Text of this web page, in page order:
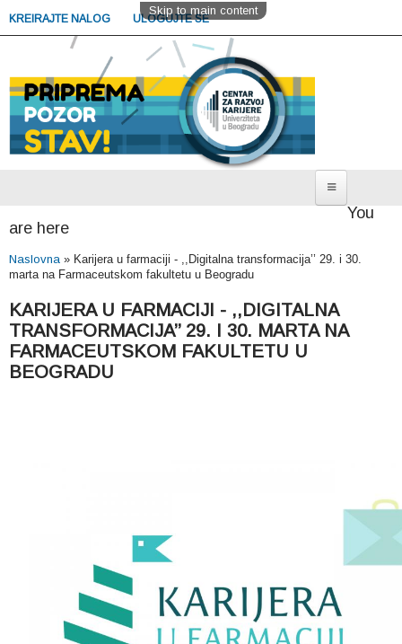
Skip to main content
KREIRAJTE NALOG ULOGUJTE SE
Sekcija za studente
Poslovi i radno iskustvo
Nastavak studija i usavršavanje
Potražite savet
Zakažite savetovanje
Sekcija za poslodavce
You
are here
Naslovna » Karijera u farmaciji - ,,Digitalna transformacija’’ 29. i 30.
marta na Farmaceutskom fakultetu u Beogradu
KARIJERA U FARMACIJI - ,,DIGITALNA
TRANSFORMACIJA’’ 29. I 30. MARTA NA
FARMACEUTSKOM FAKULTETU U
BEOGRADU